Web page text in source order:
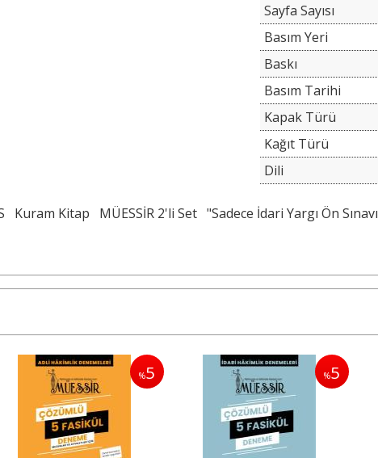
Sayfa Sayısı
Basım Yeri
Baskı
Basım Tarihi
Kapak Türü
Kağıt Türü
Dili
Kuram Kitap MÜESSİR 2'li Set "Sadece İdari Yargı Ön Sınavı
%5 %5